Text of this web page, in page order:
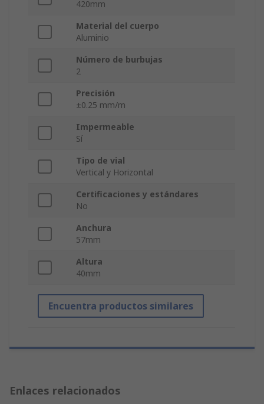
420mm
Material del cuerpo
Aluminio
Número de burbujas
2
Precisión
±0.25 mm/m
Impermeable
Sí
Tipo de vial
Vertical y Horizontal
Certificaciones y estándares
No
Anchura
57mm
Altura
40mm
Encuentra productos similares
Enlaces relacionados